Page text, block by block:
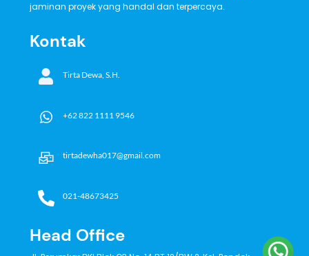
jaminan proyek yang handal dan terpercaya.
Kontak
Tirta Dewa, S.H.
+62 822 1111 9546
tirtadewha017@gmail.com
021-48673425
Head Office